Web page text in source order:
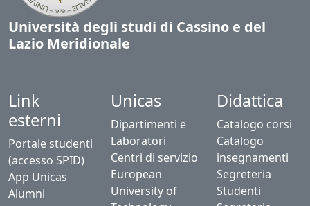
Università degli studi di Cassino e del
Lazio Meridionale
Link
esterni
Portale studenti
(accesso SPID)
App Unicas
Alumni
Unicas
Dipartimenti e
Laboratori
Centri di servizio
European
University of
Didattica
Catalogo corsi
Catalogo
insegnamenti
Segreteria
Studenti